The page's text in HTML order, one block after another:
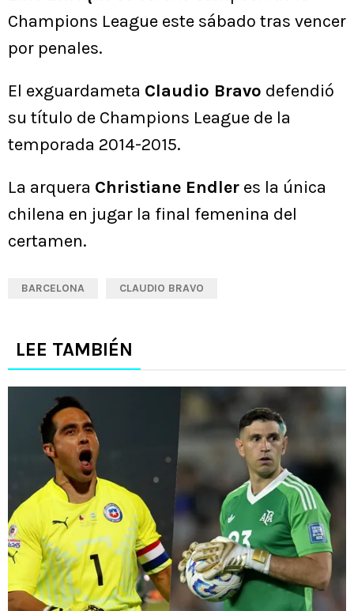
Champions League este sábado tras vencer
por penales.
El exguardameta Claudio Bravo defendió
su título de Champions League de la
temporada 2014-2015.
La arquera Christiane Endler es la única
chilena en jugar la final femenina del
certamen.
BARCELONA CLAUDIO BRAVO
LEE TAMBIÉN